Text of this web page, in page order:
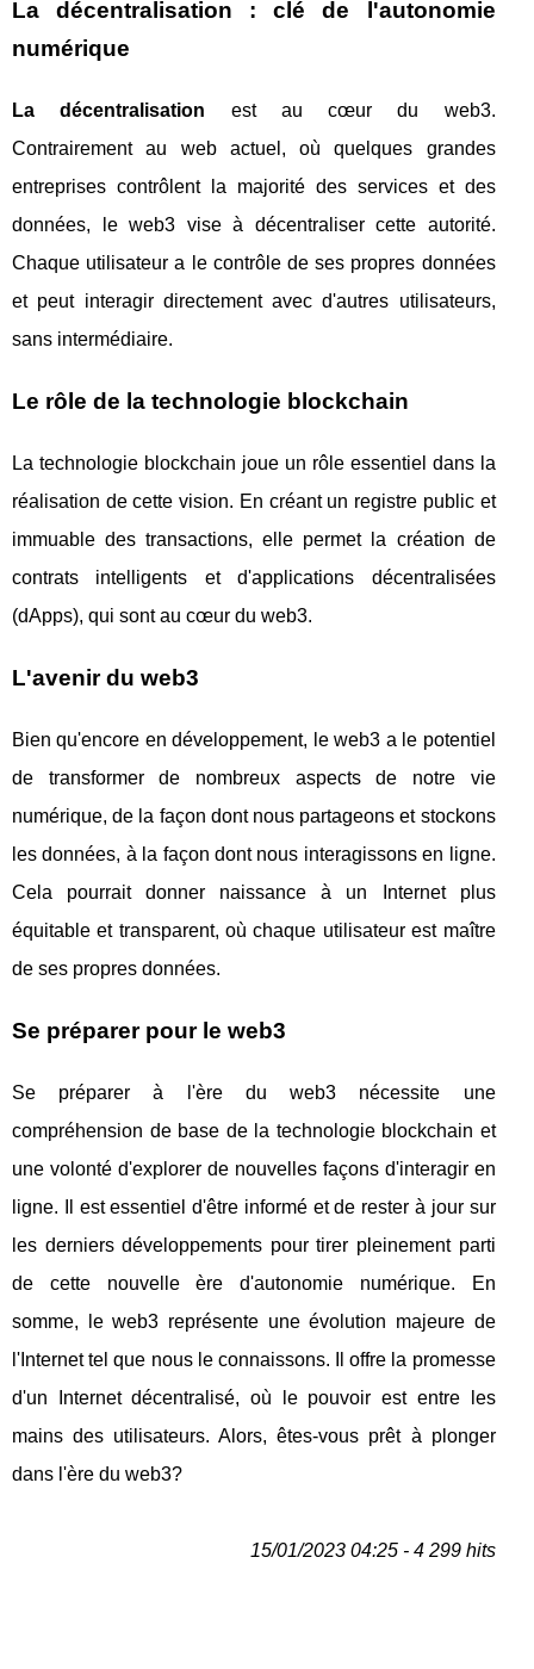
La décentralisation : clé de l'autonomie
numérique
La décentralisation est au cœur du web3.
Contrairement au web actuel, où quelques grandes
entreprises contrôlent la majorité des services et des
données, le web3 vise à décentraliser cette autorité.
Chaque utilisateur a le contrôle de ses propres données
et peut interagir directement avec d'autres utilisateurs,
sans intermédiaire.
Le rôle de la technologie blockchain
La technologie blockchain joue un rôle essentiel dans la
réalisation de cette vision. En créant un registre public et
immuable des transactions, elle permet la création de
contrats intelligents et d'applications décentralisées
(dApps), qui sont au cœur du web3.
L'avenir du web3
Bien qu'encore en développement, le web3 a le potentiel
de transformer de nombreux aspects de notre vie
numérique, de la façon dont nous partageons et stockons
les données, à la façon dont nous interagissons en ligne.
Cela pourrait donner naissance à un Internet plus
équitable et transparent, où chaque utilisateur est maître
de ses propres données.
Se préparer pour le web3
Se préparer à l'ère du web3 nécessite une
compréhension de base de la technologie blockchain et
une volonté d'explorer de nouvelles façons d'interagir en
ligne. Il est essentiel d'être informé et de rester à jour sur
les derniers développements pour tirer pleinement parti
de cette nouvelle ère d'autonomie numérique. En
somme, le web3 représente une évolution majeure de
l'Internet tel que nous le connaissons. Il offre la promesse
d'un Internet décentralisé, où le pouvoir est entre les
mains des utilisateurs. Alors, êtes-vous prêt à plonger
dans l'ère du web3?
15/01/2023 04:25 - 4 299 hits